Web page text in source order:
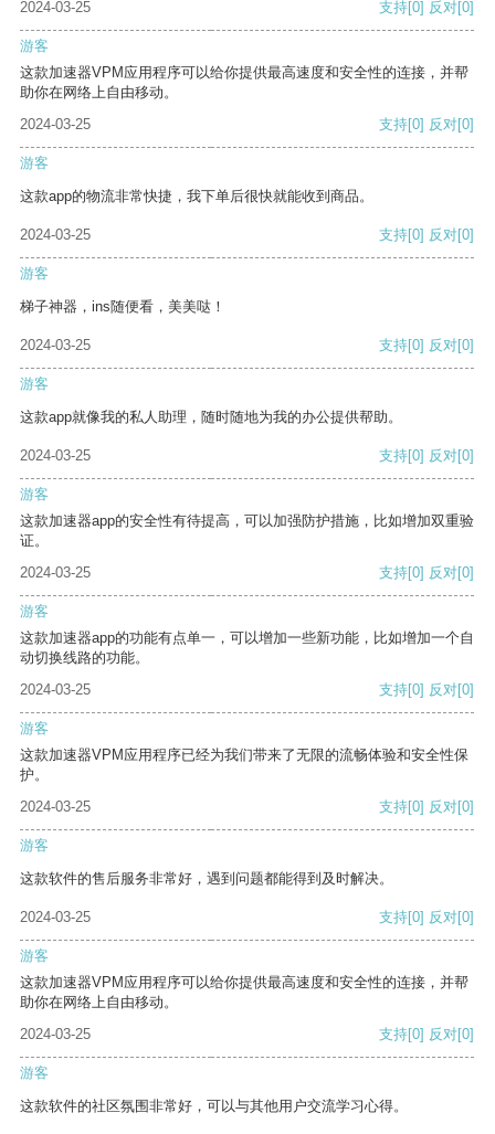
2024-03-25 支持[0] 反对[0]
游客
这款加速器VPM应用程序可以给你提供最高速度和安全性的连接，并帮
助你在网络上自由移动。
2024-03-25
支持[0] 反对[0]
游客
这款app的物流非常快捷，我下单后很快就能收到商品。
2024-03-25 支持[0] 反对[0]
游客
梯子神器，ins随便看，美美哒！
2024-03-25 支持[0] 反对[0]
游客
这款app就像我的私人助理，随时随地为我的办公提供帮助。
2024-03-25 支持[0] 反对[0]
游客
这款加速器app的安全性有待提高，可以加强防护措施，比如增加双重验
证。
2024-03-25
支持[0] 反对[0]
游客
这款加速器app的功能有点单一，可以增加一些新功能，比如增加一个自
动切换线路的功能。
2024-03-25
支持[0] 反对[0]
游客
这款加速器VPM应用程序已经为我们带来了无限的流畅体验和安全性保
护。
2024-03-25
支持[0] 反对[0]
游客
这款软件的售后服务非常好，遇到问题都能得到及时解决。
2024-03-25 支持[0] 反对[0]
游客
这款加速器VPM应用程序可以给你提供最高速度和安全性的连接，并帮
助你在网络上自由移动。
2024-03-25
支持[0] 反对[0]
游客
这款软件的社区氛围非常好，可以与其他用户交流学习心得。